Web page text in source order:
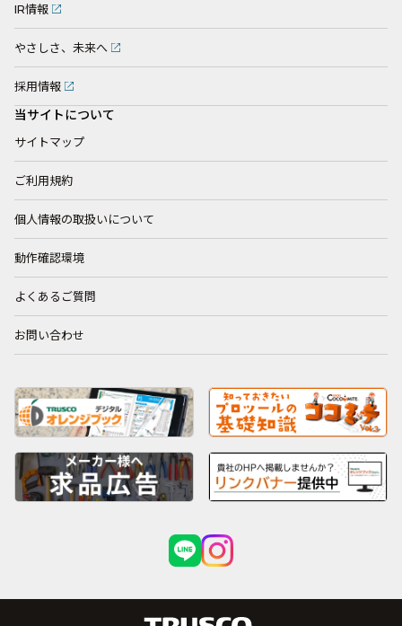
IR情報
やさしさ、未来へ
採用情報
当サイトについて
サイトマップ
ご利用規約
個人情報の取扱いについて
動作確認環境
よくあるご質問
お問い合わせ